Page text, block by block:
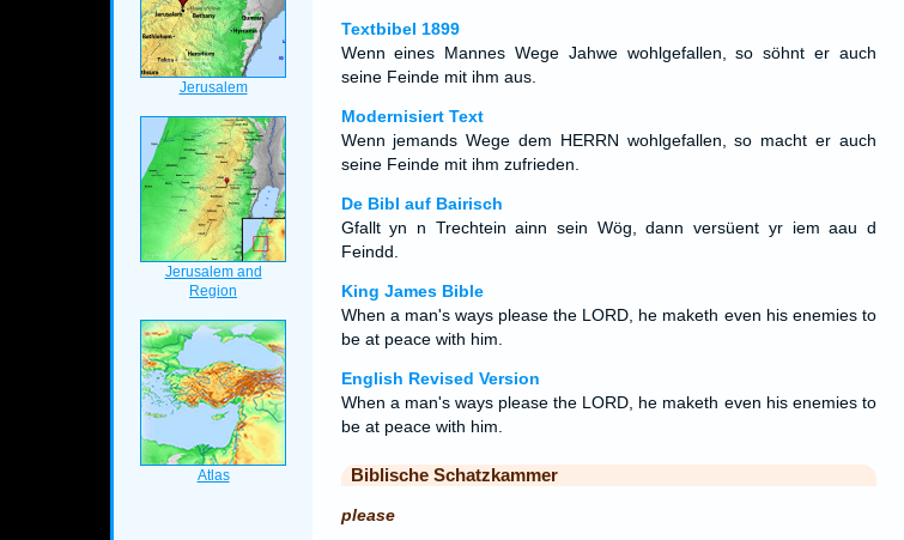
Textbibel 1899
Wenn eines Mannes Wege Jahwe wohlgefallen, so söhnt er auch
seine Feinde mit ihm aus.
Modernisiert Text
Wenn jemands Wege dem HERRN wohlgefallen, so macht er auch
seine Feinde mit ihm zufrieden.
De Bibl auf Bairisch
Gfallt yn n Trechtein ainn sein Wög, dann versüent yr iem aau d
Feindd.
King James Bible
When a man's ways please the LORD, he maketh even his enemies to
be at peace with him.
English Revised Version
When a man's ways please the LORD, he maketh even his enemies to
be at peace with him.
Biblische Schatzkammer
please